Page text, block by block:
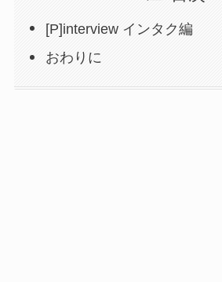
[P]interview インタク編
おわりに